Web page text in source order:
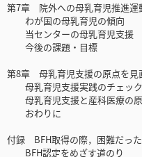
第7章 院外への母乳育児推進運
わが国の母乳育児の傾向
当センターの母乳育児支援
今後の課題・目標
第8章 母乳育児支援の原点を見
母乳育児支援実践のチェック
母乳育児支援と産科医療の
おわりに
付録 BFH取得の際，困難だっ
BFH認定をめざす道のり